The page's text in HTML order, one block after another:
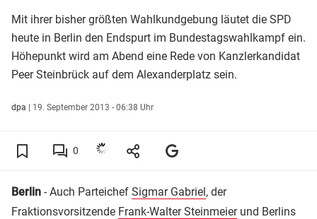
Mit ihrer bisher größten Wahlkundgebung läutet die SPD
heute in Berlin den Endspurt im Bundestagswahlkampf ein.
Höhepunkt wird am Abend eine Rede von Kanzlerkandidat
Peer Steinbrück auf dem Alexanderplatz sein.
dpa | 19. September 2013 - 06:38 Uhr
0
Berlin - Auch Parteichef Sigmar Gabriel, der
Fraktionsvorsitzende Frank-Walter Steinmeierund Berlins